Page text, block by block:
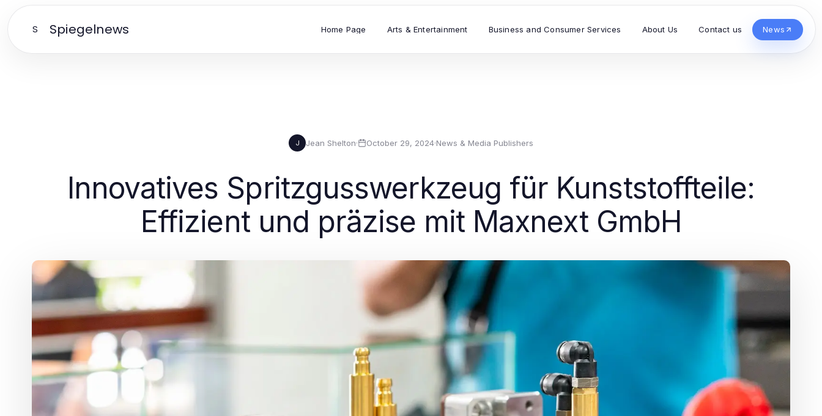
S Spiegelnews Home Page Arts & Entertainment Business and Consumer Services About Us Contact us News
J Jean Shelton· October 29, 2024·News & Media Publishers
Innovatives Spritzgusswerkzeug für Kunststoffteile:
Effizient und präzise mit Maxnext GmbH